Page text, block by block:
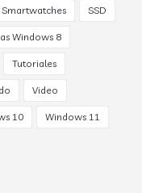
Smartwatches SSD
Windows 8
Tutoriales
Video
10 Windows 11